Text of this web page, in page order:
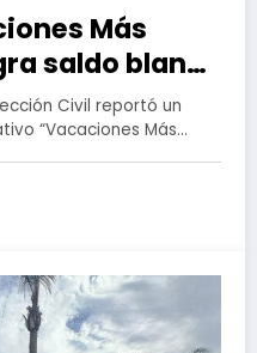
Más
saldo blanco
Civil reportó un
“Vacaciones Más…